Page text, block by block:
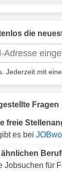
die
Jederzeit mit
Fragen
freie
es bei
Jobsuchen für